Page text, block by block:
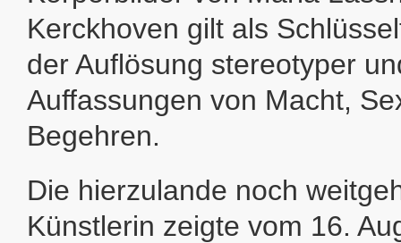
Kerckhoven gilt als
der Auflösung stereotyper
Auffassungen von Macht,
Begehren.
Die hierzulande noch
Künstlerin zeigte vom 16.